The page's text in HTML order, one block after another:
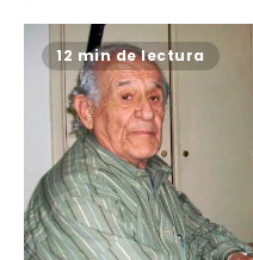
12 min de lectura